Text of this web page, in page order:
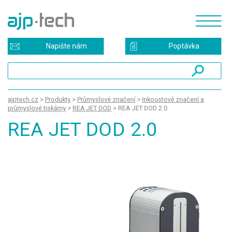
Poptávka
Napište nám
ajptech.cz > Produkty > Průmyslové značení > Inkoustové značení a
průmyslové tiskárny > REA JET DOD > REA JET DOD 2.0
REA JET DOD 2.0